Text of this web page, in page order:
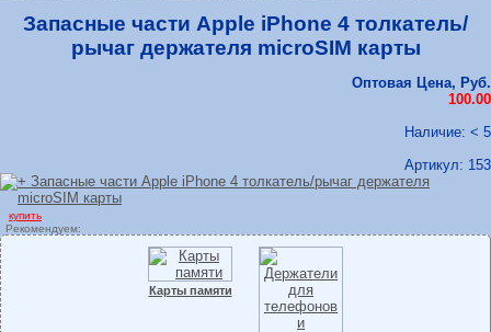
Запасные части Apple iPhone 4 толкатель/
рычаг держателя microSIM карты
Оптовая Цена, Руб.
100.00
Наличие: < 5
Артикул: 153
купить
Рекомендуем:
Карты памяти